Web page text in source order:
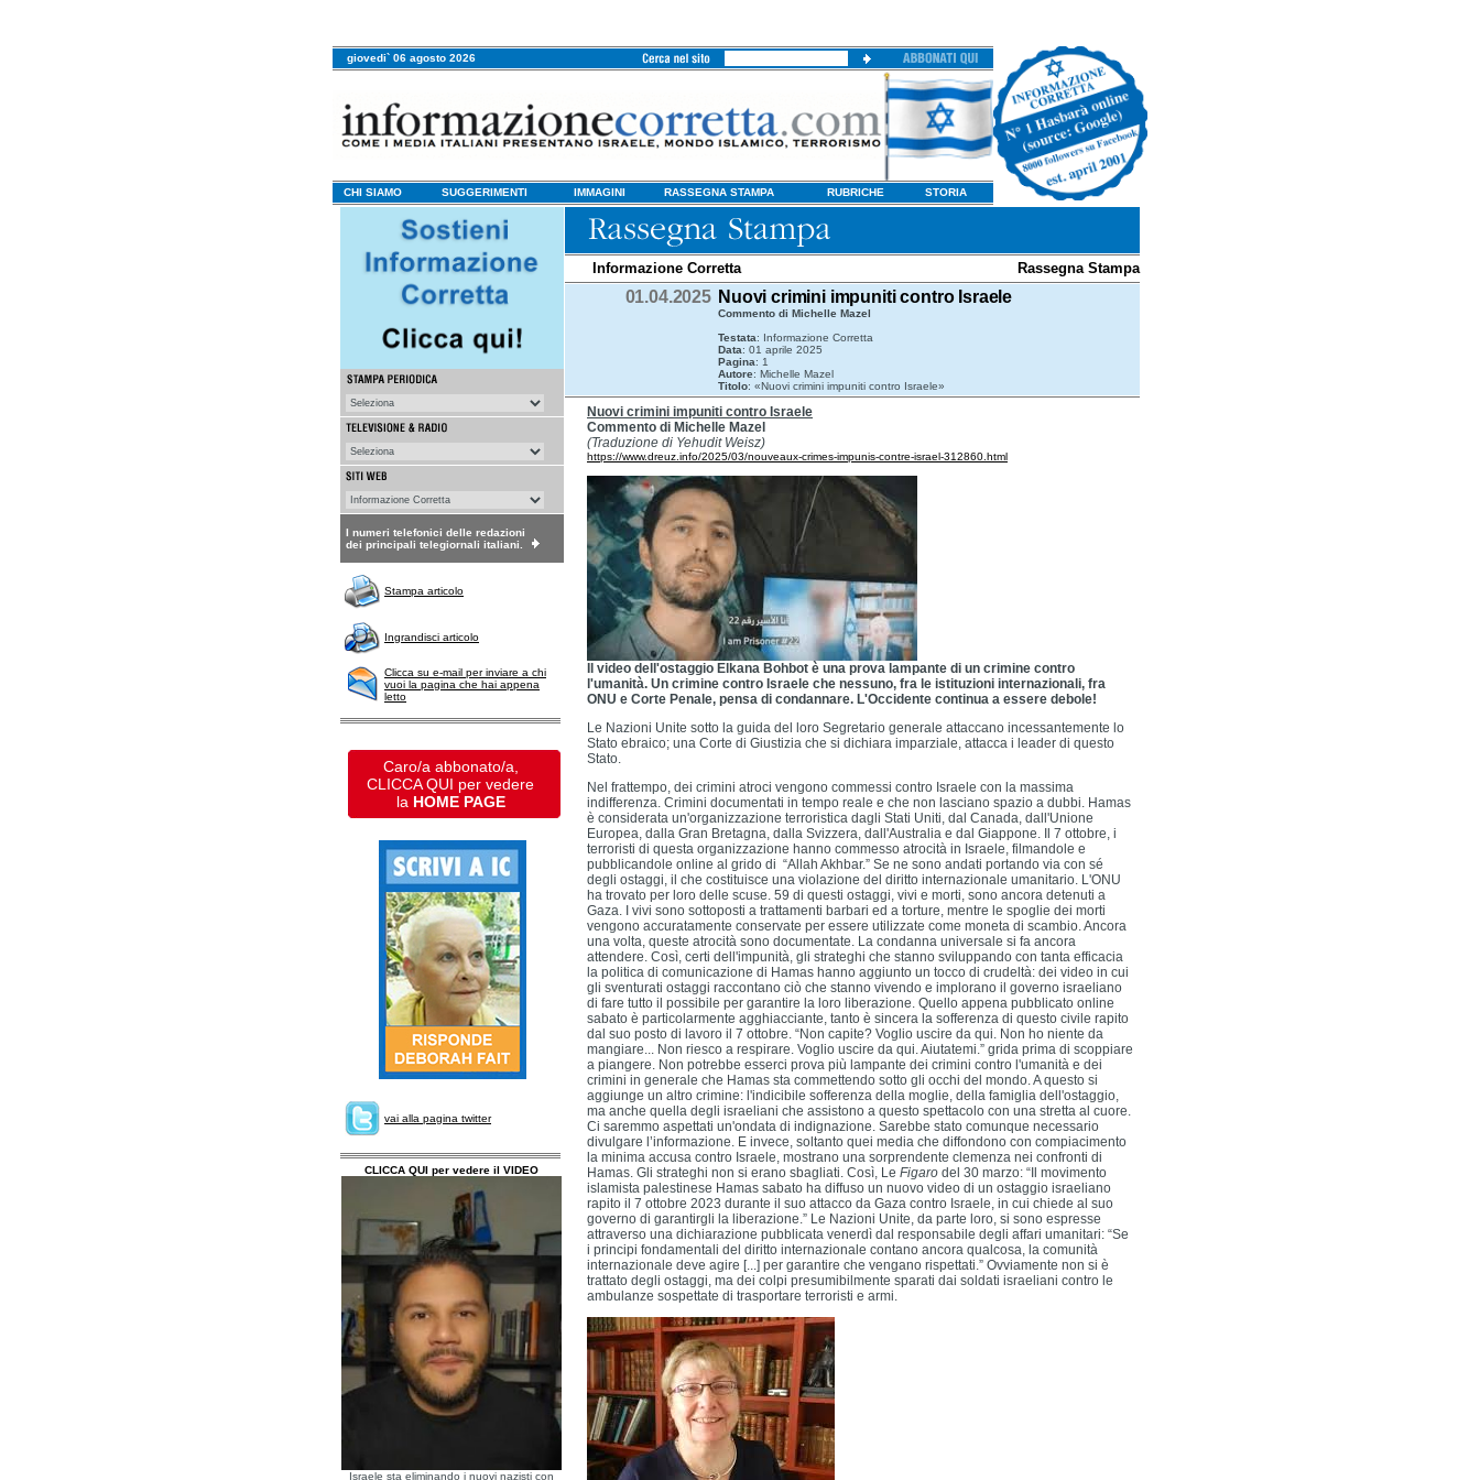
giovedi` 06 agosto 2026
CHI SIAMO SUGGERIMENTI IMMAGINI RASSEGNA STAMPA RUBRICHE STORIA
I numeri telefonici delle redazioni
dei principali telegiornali italiani.
Stampa articolo
Ingrandisci articolo
Clicca su e-mail per inviare a chi
vuoi la pagina che hai appena
letto
Caro/a abbonato/a,
CLICCA QUI per vedere
la HOME PAGE
vai alla pagina twitter
CLICCA QUI per vedere il VIDEO
Israele sta eliminando i nuovi nazisti con
Informazione Corretta Rassegna Stampa
01.04.2025 Nuovi crimini impuniti contro Israele
Commento di Michelle Mazel
Testata: Informazione Corretta
Data: 01 aprile 2025
Pagina: 1
Autore: Michelle Mazel
Titolo: «Nuovi crimini impuniti contro Israele»
Nuovi crimini impuniti contro Israele
Commento di Michelle Mazel
(Traduzione di Yehudit Weisz)
https://www.dreuz.info/2025/03/nouveaux-crimes-impunis-contre-israel-312860.html
Il video dell'ostaggio Elkana Bohbot è una prova lampante di un crimine contro
l'umanità. Un crimine contro Israele che nessuno, fra le istituzioni internazionali, fra
ONU e Corte Penale, pensa di condannare. L'Occidente continua a essere debole!
Le Nazioni Unite sotto la guida del loro Segretario generale attaccano incessantemente lo
Stato ebraico; una Corte di Giustizia che si dichiara imparziale, attacca i leader di questo
Stato.
Nel frattempo, dei crimini atroci vengono commessi contro Israele con la massima
indifferenza. Crimini documentati in tempo reale e che non lasciano spazio a dubbi. Hamas
è considerata un'organizzazione terroristica dagli Stati Uniti, dal Canada, dall'Unione
Europea, dalla Gran Bretagna, dalla Svizzera, dall'Australia e dal Giappone. Il 7 ottobre, i
terroristi di questa organizzazione hanno commesso atrocità in Israele, filmandole e
pubblicandole online al grido di “Allah Akhbar.” Se ne sono andati portando via con sé
degli ostaggi, il che costituisce una violazione del diritto internazionale umanitario. L'ONU
ha trovato per loro delle scuse. 59 di questi ostaggi, vivi e morti, sono ancora detenuti a
Gaza. I vivi sono sottoposti a trattamenti barbari ed a torture, mentre le spoglie dei morti
vengono accuratamente conservate per essere utilizzate come moneta di scambio. Ancora
una volta, queste atrocità sono documentate. La condanna universale si fa ancora
attendere. Così, certi dell'impunità, gli strateghi che stanno sviluppando con tanta efficacia
la politica di comunicazione di Hamas hanno aggiunto un tocco di crudeltà: dei video in cui
gli sventurati ostaggi raccontano ciò che stanno vivendo e implorano il governo israeliano
di fare tutto il possibile per garantire la loro liberazione. Quello appena pubblicato online
sabato è particolarmente agghiacciante, tanto è sincera la sofferenza di questo civile rapito
dal suo posto di lavoro il 7 ottobre. “Non capite? Voglio uscire da qui. Non ho niente da
mangiare... Non riesco a respirare. Voglio uscire da qui. Aiutatemi.” grida prima di scoppiare
a piangere. Non potrebbe esserci prova più lampante dei crimini contro l'umanità e dei
crimini in generale che Hamas sta commettendo sotto gli occhi del mondo. A questo si
aggiunge un altro crimine: l'indicibile sofferenza della moglie, della famiglia dell'ostaggio,
ma anche quella degli israeliani che assistono a questo spettacolo con una stretta al cuore.
Ci saremmo aspettati un'ondata di indignazione. Sarebbe stato comunque necessario
divulgare l’informazione. E invece, soltanto quei media che diffondono con compiacimento
la minima accusa contro Israele, mostrano una sorprendente clemenza nei confronti di
Hamas. Gli strateghi non si erano sbagliati. Così, Le Figaro del 30 marzo: “Il movimento
islamista palestinese Hamas sabato ha diffuso un nuovo video di un ostaggio israeliano
rapito il 7 ottobre 2023 durante il suo attacco da Gaza contro Israele, in cui chiede al suo
governo di garantirgli la liberazione.” Le Nazioni Unite, da parte loro, si sono espresse
attraverso una dichiarazione pubblicata venerdì dal responsabile degli affari umanitari: “Se
i principi fondamentali del diritto internazionale contano ancora qualcosa, la comunità
internazionale deve agire [...] per garantire che vengano rispettati.” Ovviamente non si è
trattato degli ostaggi, ma dei colpi presumibilmente sparati dai soldati israeliani contro le
ambulanze sospettate di trasportare terroristi e armi.